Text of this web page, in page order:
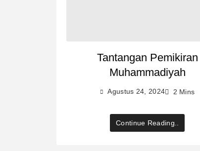
Tantangan Pemikiran
Muhammadiyah
Agustus 24, 2024 2 Mins
Continue Reading..